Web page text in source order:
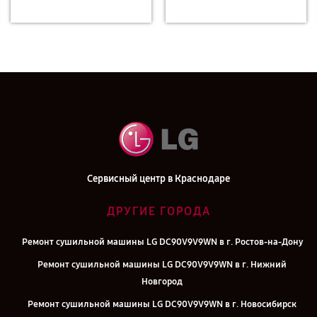
Сервисный центр в Краснодаре
ДРУГИЕ ГОРОДА
Ремонт сушильной машины LG DC90V9V9WN в г. Ростов-на-Дону
Ремонт сушильной машины LG DC90V9V9WN в г. Нижний
Новгород
Ремонт сушильной машины LG DC90V9V9WN в г. Новосибирск